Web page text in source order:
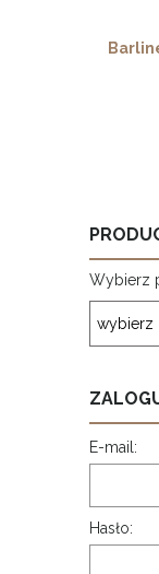
Wybierz
E-mail:
Hasło: